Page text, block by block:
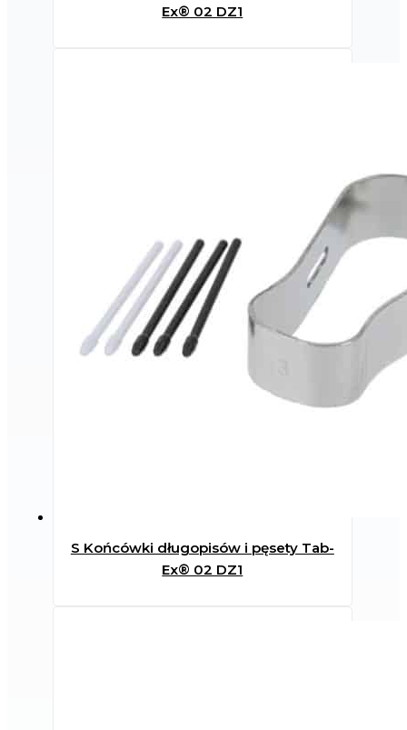
Ex® 02 DZ1
S Końcówki długopisów i pęsety Tab-
Ex® 02 DZ1